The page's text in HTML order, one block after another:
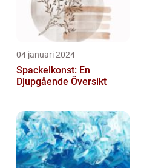
04 januari 2024
Spackelkonst: En
Djupgående Översikt